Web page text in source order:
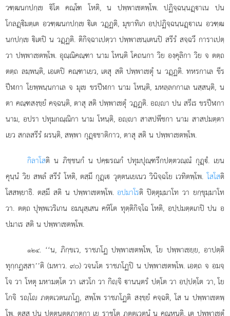
วฑฺฒนกปกฺเข ิโต คณฺโฑ โหติ, น ปพฺพาเชตพฺโพ. ปฏิจฺฉนฺนฏฺาเน ปน
โกลฏฺิมตฺเต อวฑฺฒนกปกฺเข ิเต วฏฺฏติ, มุขาทิเก อปฺปฏิจฺฉนฺนฏฺาเน อวฑฺฒ
นกปกฺเข ิเตปิ น วฏฺฏติ. ติกิจฺฉาเปตฺวา ปพฺพาเชนฺเตนปิ สรีรํ สจฺฉวึ การาเปตฺ
วา ปพฺพาเชตพฺโพ. อุณฺณิคณฺฑา นามโหนฺติ โคถนกา วิย องฺคุลิกา วิย จ ตตฺถ
ตตฺถ ลมฺพนฺติ, เอเตปิ คณฺฑาเยว, เตสุ สติ ปพฺพาเชตุํ น วฏฺฏติ. ทหรกาเล ขีร
ปีฬกา โยพฺพนฺนกาเล จ มุเข ขรปีฬกา นาม โหนฺติ, มหลฺลกกาเล นสฺสนฺติ, น
ตา คณฺฑสงฺขฺยํ คจฺฉนฺติ, ตาสุ สติ ปพฺพาเชตุํ วฏฺฏติ. อฺา ปน สรีเร ขรปีฬกา
นาม, อปรา ปทุมกณฺณิกา นาม โหนฺติ, อฺา สาสปพีชกา นาม สาสปมตฺตา
เยว สกลสรีรํ ผรนฺติ, สพฺพา กุฏฺชาติกาว, ตาสุ สติ น ปพฺพาเชตพฺโพ.
กิลาโสติ น ภิชฺชนกํ น ปคฺฆรณกํ ปทุมปุณฺฑรีกปตฺตวณฺณํ กุฏฺํ. เยน
คุนฺนํ วิย สพลํ สรีรํ โหติ, ตสฺมึ กุฏฺเ วุตฺตนเยเนว วินิจฺฉโย เวทิตพฺโพ.โสโสติ
โสสพฺยาธิ. ตสฺมึ สติ น ปพฺพาเชตพฺโพ.อปมาโรติ ปิตฺตุมฺมาโท วา ยกฺขุมฺมาโท
วา. ตตฺถ ปุพฺพเวริเกน อมนุสฺเสน คหิโต ทุตฺติกิจฺโฉ โหติ, อปฺปมตฺตเกปิ ปน อ
ปมาเร สติ น ปพฺพาเชตพฺโพ.
๑๒๔. ‘‘น, ภิกฺขเว, ราชภโฏ ปพฺพาเชตพฺโพ, โย ปพฺพาเชยฺย, อาปตฺติ
ทุกฺกฏสฺสา’’ติ (มหาว. ๙๐) วจนโต ราชภโฏปิ น ปพฺพาเชตพฺโพ. เอตฺถ จ อมจฺ
โจ วา โหตุ มหามตฺโต วา เสวโก วา กิฺจิ านนฺตรํ ปตฺโต วา อปฺปตฺโต วา, โย
โกจิ รฺโ ภตฺตเวตนภโฏ, สพฺโพ ราชภโฏติ สงฺขฺยํ คจฺฉติ, โส น ปพฺพาเชตพฺ
โพ. ตสฺส ปน ปุตฺตนตฺตภาตุกา เย ราชโต ภตฺตเวตนํ น คณฺหนฺติ, เต ปพฺพาเชตุํ